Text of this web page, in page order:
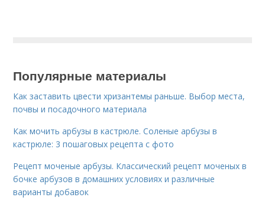
Популярные материалы
Как заставить цвести хризантемы раньше. Выбор места,
почвы и посадочного материала
Как мочить арбузы в кастрюле. Соленые арбузы в
кастрюле: 3 пошаговых рецепта с фото
Рецепт моченые арбузы. Классический рецепт моченых в
бочке арбузов в домашних условиях и различные
варианты добавок